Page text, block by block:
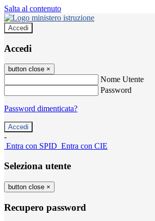
Salta al contenuto
Accedi
Accedi
button close ×
Nome Utente
Password
Password dimenticata?
-
Entra con SPID Entra con CIE
Seleziona utente
button close ×
Recupero password